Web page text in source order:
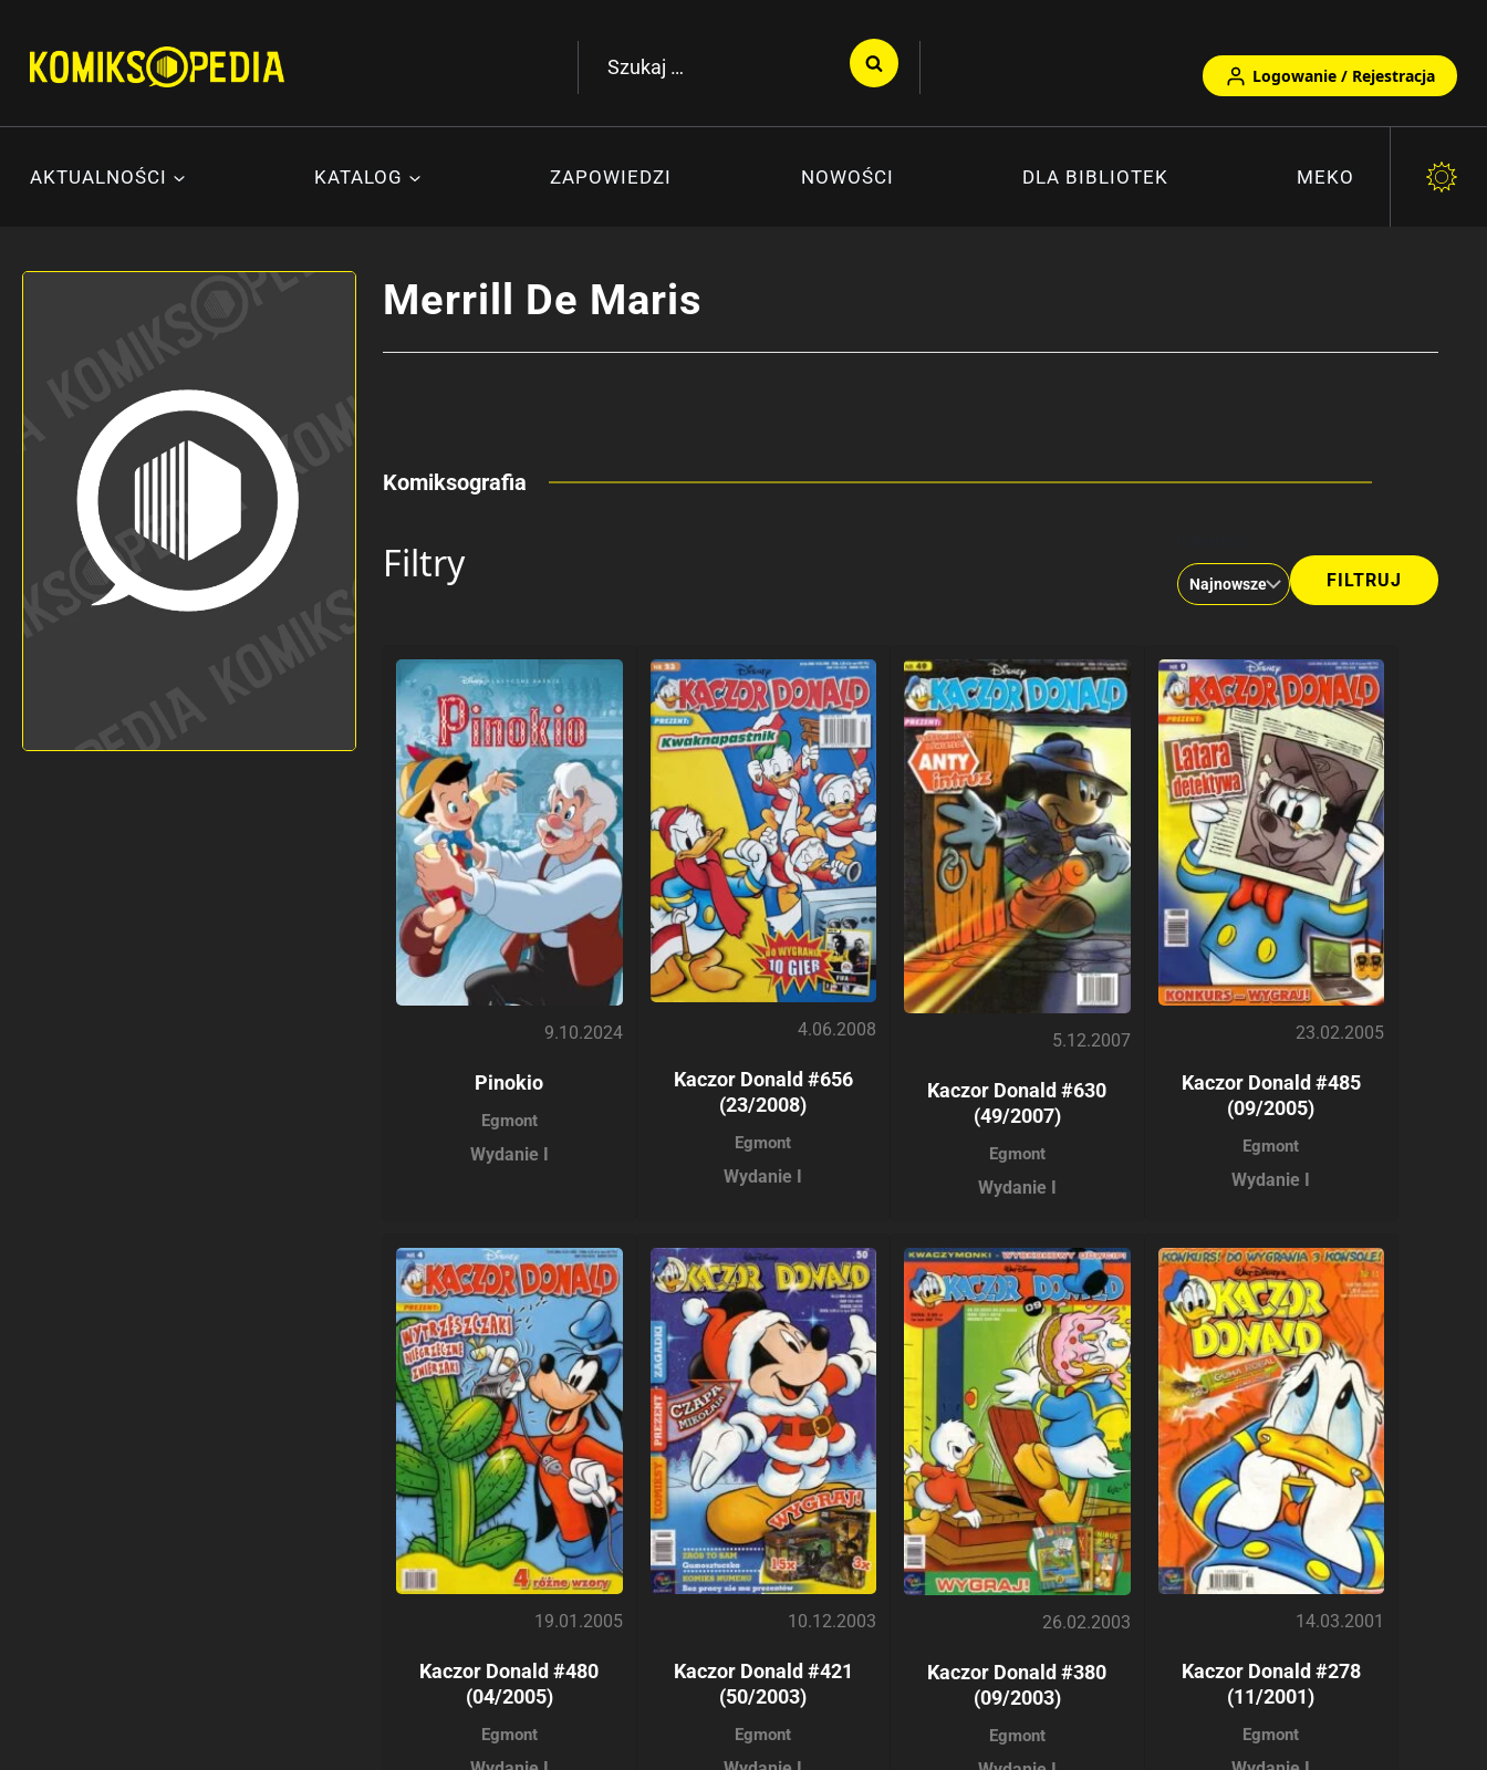
treści
Szukaj:
Logowanie / Rejestracja
AKTUALNOŚCI KATALOG ZAPOWIEDZI NOWOŚCI DLA BIBLIOTEK MEKO
Merrill De Maris
Komiksografia
Filtry
9.10.2024
Pinokio
Egmont
Wydanie I
4.06.2008
Kaczor Donald #656
(23/2008)
Egmont
Wydanie I
5.12.2007
Kaczor Donald #630
(49/2007)
Egmont
Wydanie I
23.02.2005
Kaczor Donald #485
(09/2005)
Egmont
Wydanie I
19.01.2005
Kaczor Donald #480
(04/2005)
Egmont
10.12.2003
Kaczor Donald #421
(50/2003)
Egmont
26.02.2003
Kaczor Donald #380
(09/2003)
Egmont
14.03.2001
Kaczor Donald #278
(11/2001)
Egmont